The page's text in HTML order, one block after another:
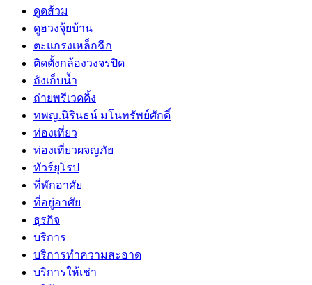
ดูดส้วม
ดูฮวงจุ้ยบ้าน
ตะแกรงเหล็กฉีก
ติดตั้งกล้องวงจรปิด
ถังเก็บน้ำ
ถ่ายพรีเวดดิ้ง
ทพญ.นิรินธน์ มโนทรัพย์ศักดิ์
ท่องเที่ยว
ท่องเที่ยวผจญภัย
ทัวร์ยุโรป
ที่พักอาศัย
ที่อยู่อาศัย
ธุรกิจ
บริการ
บริการทำความสะอาด
บริการให้เช่า